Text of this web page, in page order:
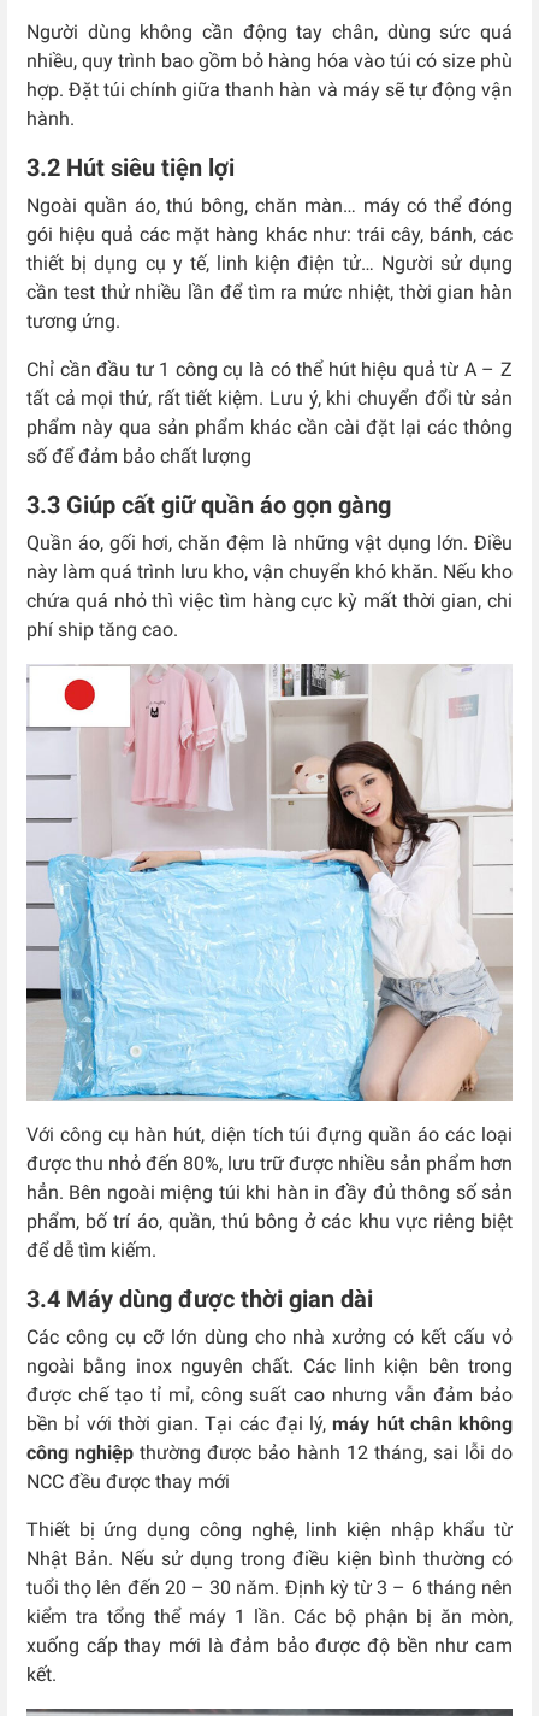
Người dùng không cần động tay chân, dùng sức quá
nhiều, quy trình bao gồm bỏ hàng hóa vào túi có size phù
hợp. Đặt túi chính giữa thanh hàn và máy sẽ tự động vận
hành.
3.2 Hút siêu tiện lợi
Ngoài quần áo, thú bông, chăn màn… máy có thể đóng
gói hiệu quả các mặt hàng khác như: trái cây, bánh, các
thiết bị dụng cụ y tế, linh kiện điện tử… Người sử dụng
cần test thử nhiều lần để tìm ra mức nhiệt, thời gian hàn
tương ứng.
Chỉ cần đầu tư 1 công cụ là có thể hút hiệu quả từ A – Z
tất cả mọi thứ, rất tiết kiệm. Lưu ý, khi chuyển đổi từ sản
phẩm này qua sản phẩm khác cần cài đặt lại các thông
số để đảm bảo chất lượng
3.3 Giúp cất giữ quần áo gọn gàng
Quần áo, gối hơi, chăn đệm là những vật dụng lớn. Điều
này làm quá trình lưu kho, vận chuyển khó khăn. Nếu kho
chứa quá nhỏ thì việc tìm hàng cực kỳ mất thời gian, chi
phí ship tăng cao.
Với công cụ hàn hút, diện tích túi đựng quần áo các loại
được thu nhỏ đến 80%, lưu trữ được nhiều sản phẩm hơn
hẳn. Bên ngoài miệng túi khi hàn in đầy đủ thông số sản
phẩm, bố trí áo, quần, thú bông ở các khu vực riêng biệt
để dễ tìm kiếm.
3.4 Máy dùng được thời gian dài
Các công cụ cỡ lớn dùng cho nhà xưởng có kết cấu vỏ
ngoài bằng inox nguyên chất. Các linh kiện bên trong
được chế tạo tỉ mỉ, công suất cao nhưng vẫn đảm bảo
bền bỉ với thời gian. Tại các đại lý,máy hút chân không
công nghiệp thường được bảo hành 12 tháng, sai lỗi do
NCC đều được thay mới
Thiết bị ứng dụng công nghệ, linh kiện nhập khẩu từ
Nhật Bản. Nếu sử dụng trong điều kiện bình thường có
tuổi thọ lên đến 20 – 30 năm. Định kỳ từ 3 – 6 tháng nên
kiểm tra tổng thể máy 1 lần. Các bộ phận bị ăn mòn,
xuống cấp thay mới là đảm bảo được độ bền như cam
kết.